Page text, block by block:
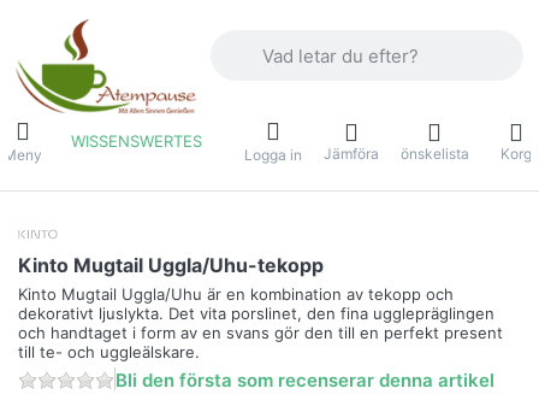
Meny
WISSENSWERTES
Logga in Jämföra önskelista Korg
Kinto Mugtail Uggla/Uhu-tekopp
Kinto Mugtail Uggla/Uhu är en kombination av tekopp och
dekorativt ljuslykta. Det vita porslinet, den fina ugglepräglingen
och handtaget i form av en svans gör den till en perfekt present
till te- och uggleälskare.
Bli den första som recenserar denna artikel